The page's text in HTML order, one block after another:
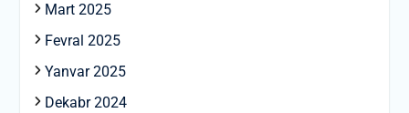
Mart 2025
Fevral 2025
Yanvar 2025
Dekabr 2024